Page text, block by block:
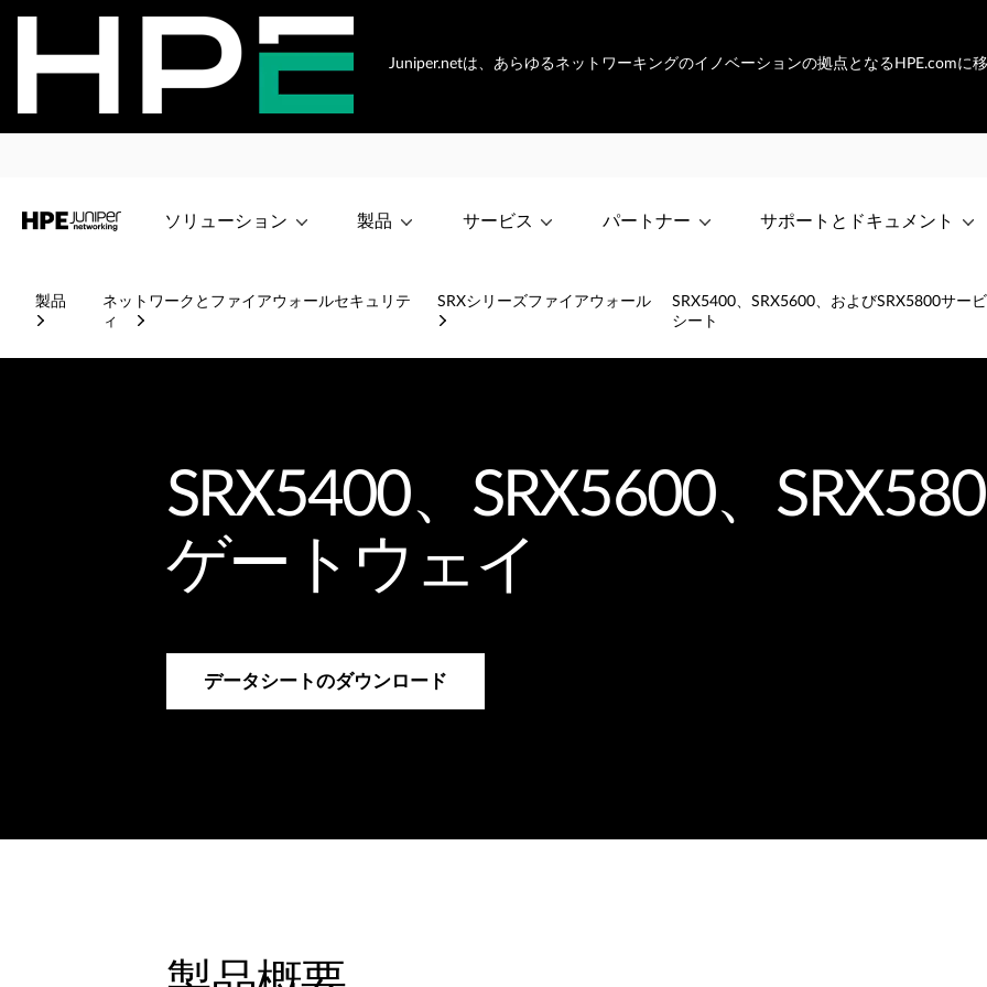
Juniper.netは、あらゆるネットワーキングのイノベーションの拠点となるHPE.comに
ソリューション 製品 サービス パートナー サポートとドキュメント
製品
ネットワークとファイアウォールセキュリテ
ィ
SRXシリーズファイアウォール
SRX5400、SRX5600、およびSRX5800サー
シート
SRX5400、SRX5600、
ゲートウェイ
データシートのダウンロード